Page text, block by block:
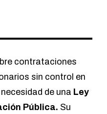
contrataciones
sin control en
de una Ley
Pública. Su